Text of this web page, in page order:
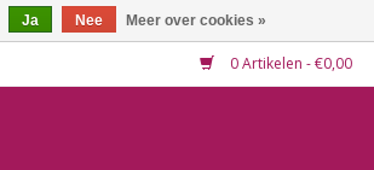
0 Artikelen - €0,00
Ja Nee Meer over cookies »